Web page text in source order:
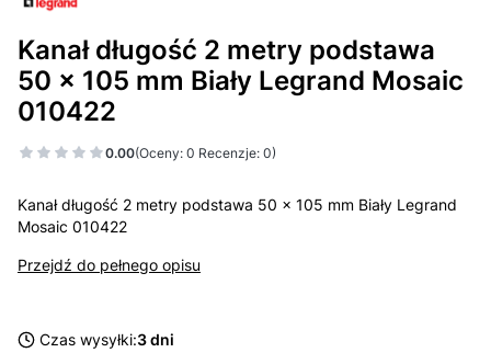
Kanał długość 2 metry podstawa
50 x 105 mm Biały Legrand Mosaic
010422
0.00(Oceny: 0 Recenzje: 0)
Kanał długość 2 metry podstawa 50 x 105 mm Biały Legrand
Mosaic 010422
Przejdź do pełnego opisu
Czas wysyłki:3 dni